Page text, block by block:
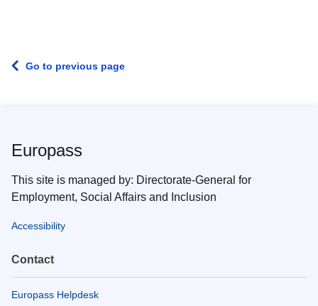
Go to previous page
Europass
This site is managed by: Directorate-General for
Employment, Social Affairs and Inclusion
Accessibility
Contact
Europass Helpdesk